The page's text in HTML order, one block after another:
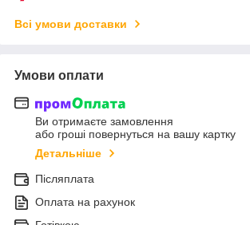
Всі умови доставки
Умови оплати
Ви отримаєте замовлення
або гроші повернуться на вашу картку
Детальніше
Післяплата
Оплата на рахунок